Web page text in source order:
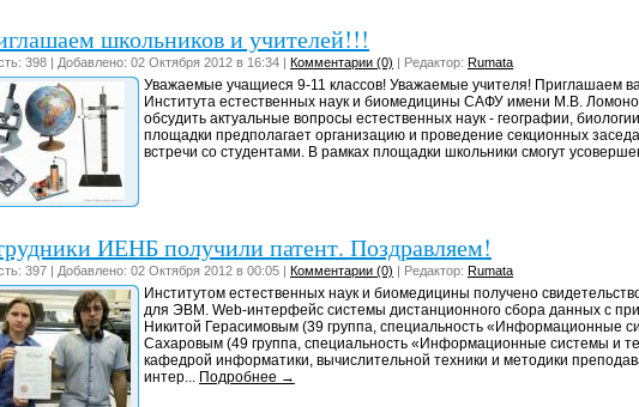
школьников и учителей!!!
398 | Добавлено: 02 Октября 2012 в 16:34 | Комментарии (0) | Редактор: Rumata
Уважаемые учащиеся 9-11 классов! Уважаемые учителя! Приглашаем
Института естественных наук и биомедицины САФУ имени М.В.
обсудить актуальные вопросы естественных наук - географии,
площадки предполагает организацию и проведение секционных
встречи со студентами. В рамках площадки школьники смогут
ИЕНБ получили патент. Поздравляем!
397 | Добавлено: 02 Октября 2012 в 00:05 | Комментарии (0) | Редактор: Rumata
Институтом естественных наук и биомедицины получено
для ЭВМ. Web-интерфейс системы дистанционного сбора данных с
Никитой Герасимовым (39 группа, специальность «Информационные
Сахаровым (49 группа, специальность «Информационные системы и
кафедрой информатики, вычислительной техники и методики
интер... Подробнее →